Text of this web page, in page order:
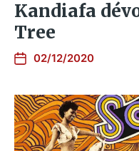
Kandiafa
Tree
02/12/2020